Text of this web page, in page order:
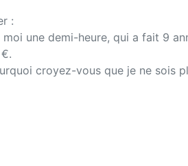
:
une demi-heure, qui a fait 9
croyez-vous que je ne sois